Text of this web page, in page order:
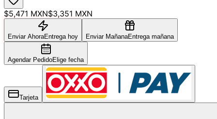
$5,471 MXN$3,351 MXN
Enviar AhoraEntrega hoy Enviar MañanaEntrega mañana
Agendar PedidoElige fecha
Tarjeta